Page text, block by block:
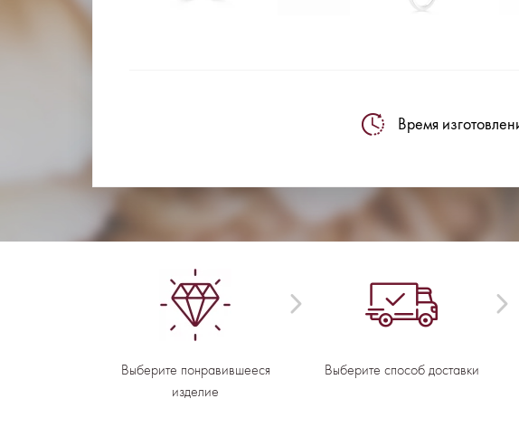
Время
Выберите понравившееся
изделие
Выберите способ доставки